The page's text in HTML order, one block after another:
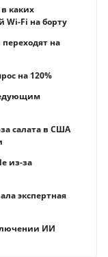
каких
Wi-Fi на борту
на
на 120%
салата в США
из-за
экспертная
ИИ